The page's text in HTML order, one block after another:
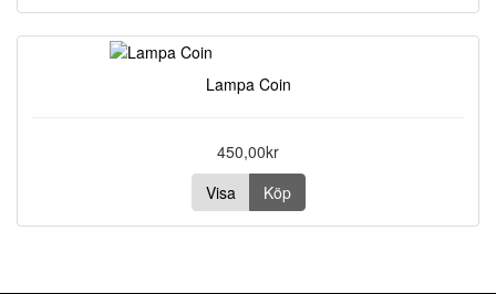
Lampa Coin
450,00kr
Visa
Köp